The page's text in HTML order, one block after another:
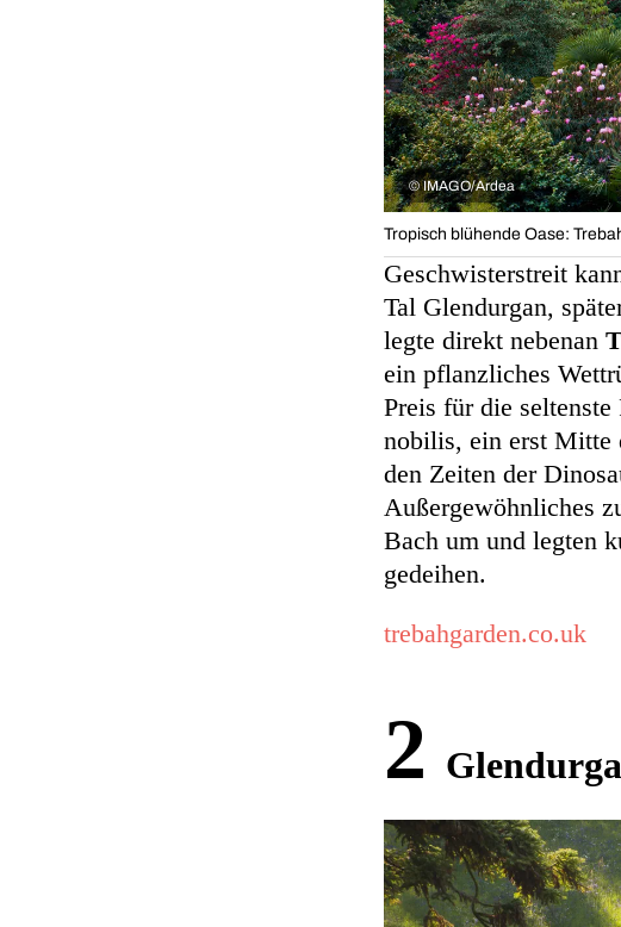
© IMAGO/Ardea
Tropisch blühende Oase:
Geschwisterstreit
Tal Glendurgan,
legte direkt nebenan
ein pflanzliches
Preis für die
nobilis, ein erst Mitte
den Zeiten der
Außergewöhnliches
Bach um und legten
gedeihen.
trebahgarden.co.uk
2